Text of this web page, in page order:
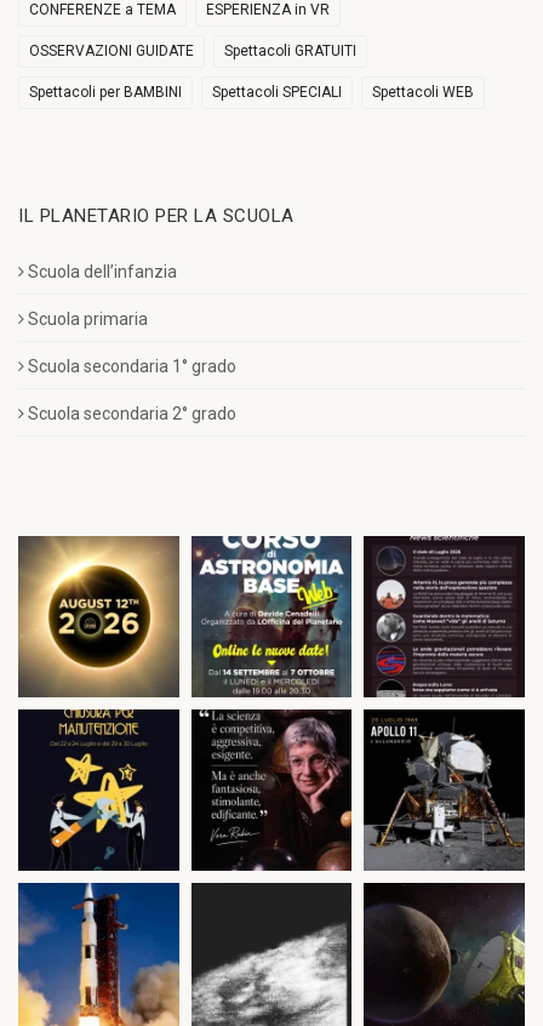
CONFERENZE a TEMA ESPERIENZA in VR
OSSERVAZIONI GUIDATE Spettacoli GRATUITI
Spettacoli per BAMBINI Spettacoli SPECIALI Spettacoli WEB
IL PLANETARIO PER LA SCUOLA
Scuola dell’infanzia
Scuola primaria
Scuola secondaria 1° grado
Scuola secondaria 2° grado